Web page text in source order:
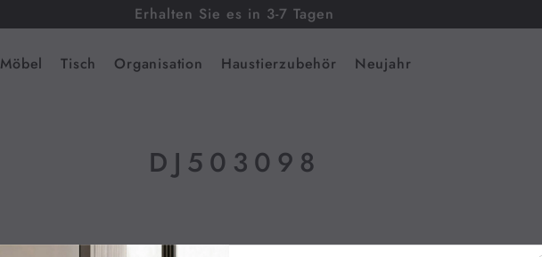
Erhalten Sie es in 3-7 Tagen
Möbel Tisch Organisation Haustierzubehör Neujahr
DJ503098